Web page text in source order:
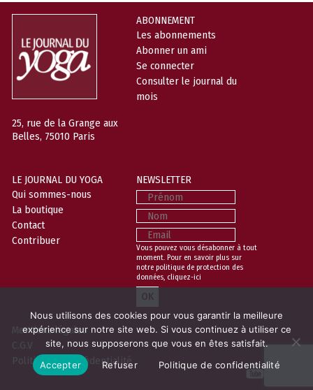
25, rue de la Grange aux
Belles, 75010 Paris
ABONNEMENT
Les abonnements
Abonner un ami
Se connecter
Consulter le journal du
mois
LE JOURNAL DU YOGA
Qui sommes-nous
La boutique
Contact
Contribuer
NEWSLETTER
Prénom
Nom
Email
Vous pouvez vous désabonner à tout
moment. Pour en savoir plus sur
notre politique de protection des
données, cliquez-ici
Mentions légales
C.G.V
Politique de confidentialité
Nous utilisons des cookies pour vous garantir la meilleure
expérience sur notre site web. Si vous continuez à utiliser ce
site, nous supposerons que vous en êtes satisfait.
Accepter
Refuser Politique de confidentialité